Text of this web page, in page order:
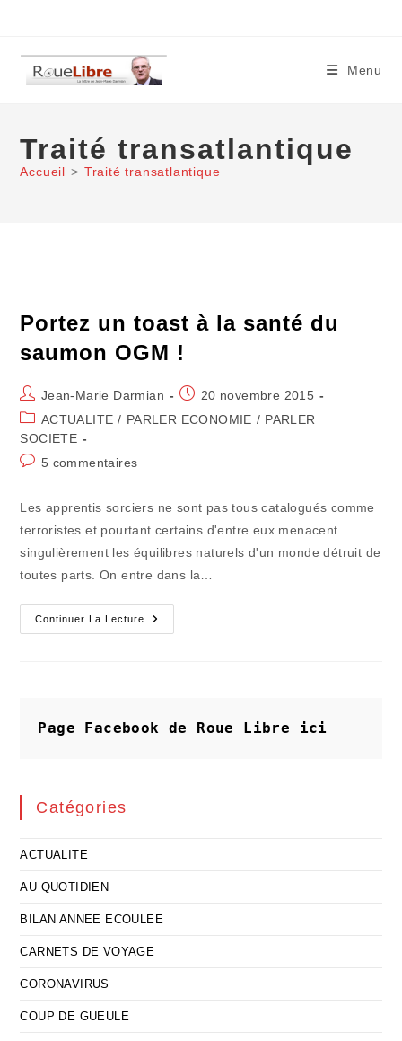
content
Menu
Traité transatlantique
Accueil > Traité transatlantique
Portez un toast à la santé du
saumon OGM !
Auteur/autrice
de
la
Jean-Marie Darmian
Publication
publiée :
20 novembre 2015
Post
category:
ACTUALITE / PARLER ECONOMIE / PARLER
SOCIETE
Commentaires
publication :
5 commentaires
Les apprentis sorciers ne sont pas tous catalogués comme
terroristes et pourtant certains d'entre eux menacent
singulièrement les équilibres naturels d'un monde détruit de
toutes parts. On entre dans la…
Continuer La Lecture
Portez
Un
OGM
!
Page Facebook de Roue Libre ici
Catégories
ACTUALITE
AU QUOTIDIEN
BILAN ANNEE ECOULEE
CARNETS DE VOYAGE
CORONAVIRUS
COUP DE GUEULE